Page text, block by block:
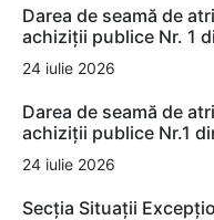
Darea de seamă de
achiziții publice Nr. 1
24 iulie 2026
Darea de seamă de
achiziții publice Nr.1
24 iulie 2026
Secția Situații